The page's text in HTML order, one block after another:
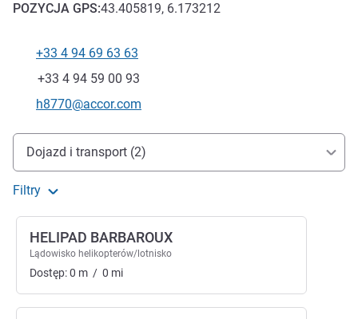
POZYCJA GPS:43.405819, 6.173212
Telefon
+33 4 94 69 63 63
Faks
+33 4 94 59 00 93
Kontaktowy adres e-mail
h8770@accor.com
Dojazd i transport
Dojazd i transport (2)
Filtry
HELIPAD BARBAROUX
Lądowisko helikopterów/lotnisko
Dostęp:0 m / 0 mi